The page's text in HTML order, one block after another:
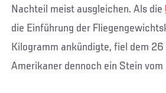
Nachteil meist ausgleichen. Als die
die Einführung der
Kilogramm ankündigte, fiel dem
Amerikaner dennoch ein Stein vom